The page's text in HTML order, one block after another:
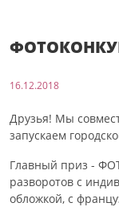
16.12.2018
Друзья! Мы
запускаем
Главный приз -
разворотов с
обложкой, с